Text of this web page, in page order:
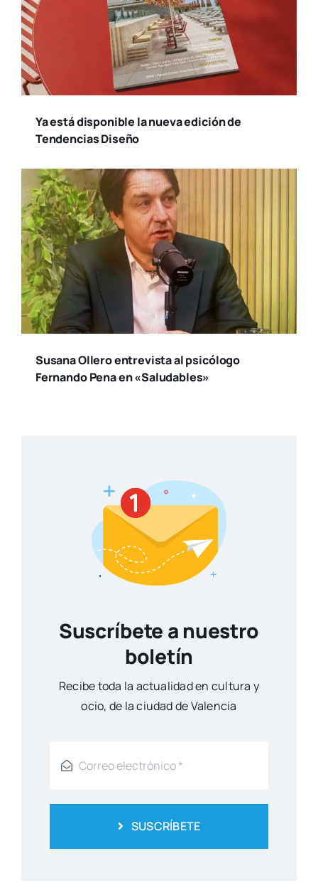
Ya está disponible la nueva edición de
Tendencias Diseño
Susana Ollero entrevista al psicólogo
Fernando Pena en «Saludables»
Suscríbete a nuestro
boletín
Reci­be toda la actua­li­dad en cul­tu­ra y
ocio, de la ciu­dad de Valen­cia
SUSCRÍBETE